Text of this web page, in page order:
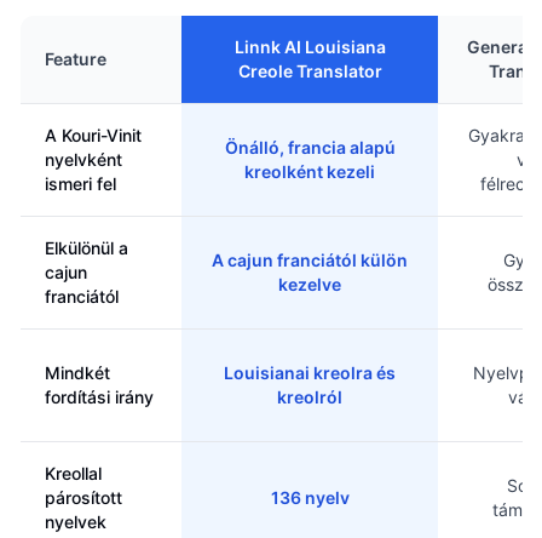
Feature
Linnk AI Louisiana
Creole Translator
General
A Kouri-Vinit
nyelvként
ismeri fel
Önálló, francia alapú
kreolként kezeli
Gyakran
Elkülönül a
cajun
franciától
A cajun franciától külön
kezelve
Mindkét
fordítási irány
Louisianai kreolra és
kreolról
Kreollal
párosított
nyelvek
136 nyelv